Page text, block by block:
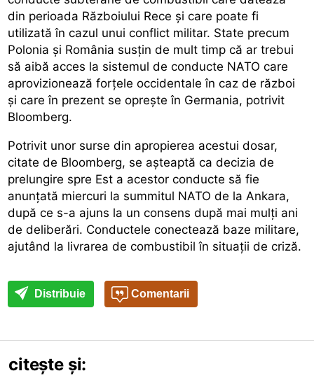
din perioada Războiului Rece şi care poate fi
utilizată în cazul unui conflict militar. State precum
Polonia şi România susţin de mult timp că ar trebui
să aibă acces la sistemul de conducte NATO care
aprovizionează forţele occidentale în caz de război
şi care în prezent se opreşte în Germania, potrivit
Bloomberg.
Potrivit unor surse din apropierea acestui dosar,
citate de Bloomberg, se aşteaptă ca decizia de
prelungire spre Est a acestor conducte să fie
anunţată miercuri la summitul NATO de la Ankara,
după ce s-a ajuns la un consens după mai mulţi ani
de deliberări. Conductele conectează baze militare,
ajutând la livrarea de combustibil în situaţii de criză.
Distribuie Comentarii
citește și: